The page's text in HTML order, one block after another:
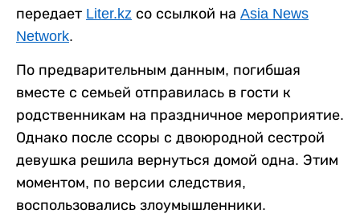
передает Liter.kz со ссылкой на Asia News
Network.
По предварительным данным, погибшая
вместе с семьей отправилась в гости к
родственникам на праздничное мероприятие.
Однако после ссоры с двоюродной сестрой
девушка решила вернуться домой одна. Этим
моментом, по версии следствия,
воспользовались злоумышленники.